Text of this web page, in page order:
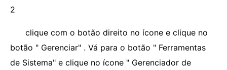
2
clique com o botão direito no ícone e clique no
botão " Gerenciar" . Vá para o botão " Ferramentas
de Sistema" e clique no ícone " Gerenciador de